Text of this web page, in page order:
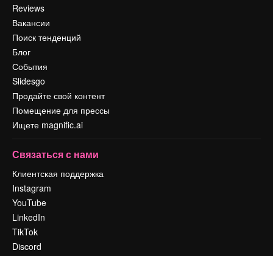
Reviews
Вакансии
Поиск тенденций
Блог
События
Slidesgo
Продайте свой контент
Помещение для прессы
Ищете magnific.ai
Связаться с нами
Клиентская поддержка
Instagram
YouTube
LinkedIn
TikTok
Discord